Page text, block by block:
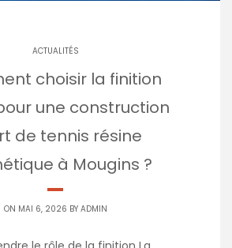
ACTUALITÉS
choisir la finition
une construction
de tennis résine
à Mougins ?
ON MAI 6, 2026 BY ADMIN